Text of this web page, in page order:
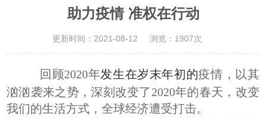
助力疫情 准权在行动
更新时间：2021-08-12 浏览：1907次
回顾2020年发生在岁末年初的疫情，以其
汹汹袭来之势，深刻改变了2020年的春天，改变
我们的生活方式，全球经济遭受打击。